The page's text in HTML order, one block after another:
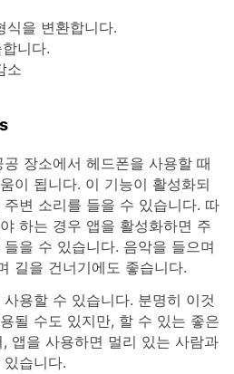
식을 변환합니다.
니다.
소
장소에서 헤드폰을 사용할 때
이 됩니다. 이 기능이 활성화되
변 소리를 들을 수 있습니다. 따
하는 경우 앱을 활성화하면 주
을 수 있습니다. 음악을 들으며
길을 건너기에도 좋습니다.
용할 수 있습니다. 분명히 이것
될 수도 있지만, 할 수 있는 좋은
앱을 사용하면 멀리 있는 사람과
습니다.